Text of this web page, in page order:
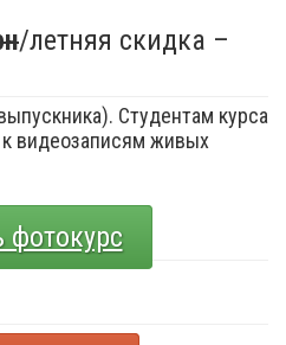
/летняя скидка –
Студентам курса
видеозаписям живых
фотокурс